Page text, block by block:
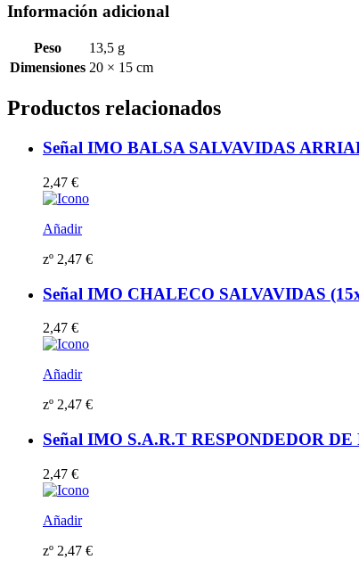
Información adicional
Peso
13,5 g
Dimensiones 20 × 15 cm
Productos relacionados
Señal IMO BALSA SALVAVIDAS
2,47 €
Añadir
zº 2,47 €
Señal IMO CHALECO SALVAVIDAS
2,47 €
Añadir
zº 2,47 €
Señal IMO S.A.R.T RESPONDEDOR
2,47 €
Añadir
zº 2,47 €